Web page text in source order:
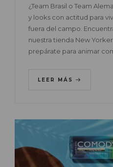
¿Team Brasil o Team
y looks con actitud para
fuera del campo.
nuestra tienda New
prepárate para animar
LEER MÁS